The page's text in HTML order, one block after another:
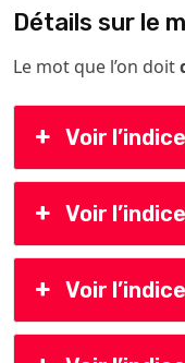
Détails sur le
Le mot que l’on doit
Voir
Voir
Voir